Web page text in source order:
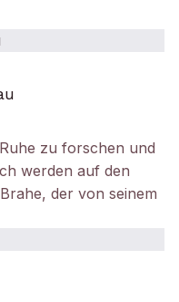
zu forschen und
werden auf den
der von seinem